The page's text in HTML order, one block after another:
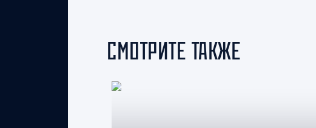
СМОТРИТЕ ТАКЖЕ